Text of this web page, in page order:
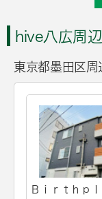
hive八広周
東京都墨田区
Ｂｉｒｔｈｐ